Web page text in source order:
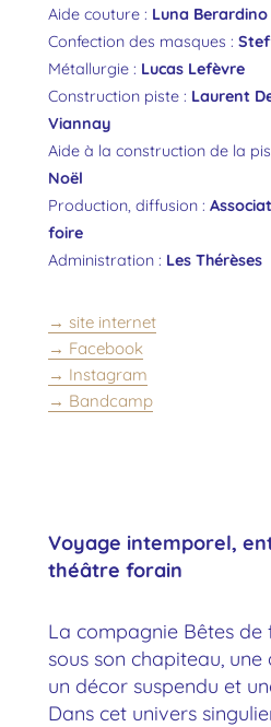
Aide couture : Luna Berardino
Confection des masques :
Métallurgie : Lucas Lefèvre
Construction piste : Laurent
Viannay
Aide à la construction de la
Noël
Production, diffusion :
foire
Administration : Les Thérèses
→ site internet
→ Facebook
→ Instagram
→ Bandcamp
Voyage intemporel,
théâtre forain
La compagnie Bêtes de
sous son chapiteau,
un décor suspendu et
Dans cet univers